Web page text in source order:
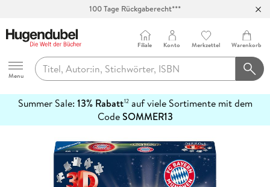
Abholung in über 100 Filialen
Hugendubel
Menu
Filiale Konto Merkzettel Warenkorb
Summer Sale: 13% Rabatt12auf viele Sortimente mit dem
CodeSOMMER13
erfahren